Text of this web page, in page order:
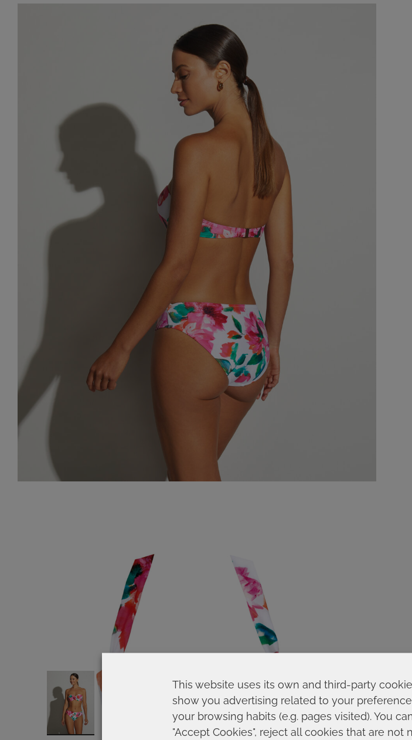
This website uses its own and third-party
show you advertising related to your
your browsing habits (e.g. pages visited). You
"Accept Cookies", reject all cookies that are not